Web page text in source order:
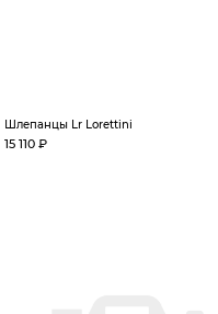
Шлепанцы Lr Lorettini
15 110 ₽